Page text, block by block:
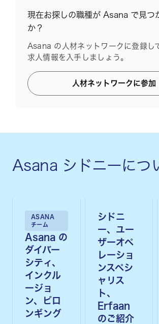
現在お探しの職種が Asana で見つ
か？
Asana の人材ネットワークに登録し
求人情報を入手しましょう。
人材ネットワークに参加
Asana シドニーにつ
ASANA
チーム
Asana の
ダイバー
シティ、
インクル
ージョ
ン、ビロ
ンギング
シドニ
ー、ユー
ザーオペ
レーショ
ンスペシ
ャリス
ト、
Erfaan
のご紹介